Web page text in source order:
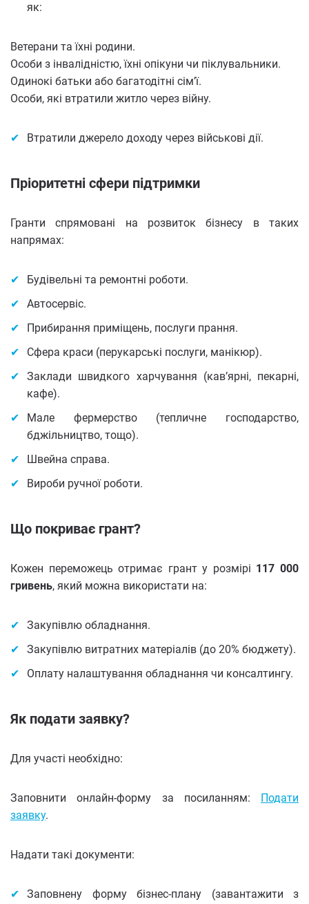
як:
Ветерани та їхні родини.
Особи з інвалідністю, їхні опікуни чи піклувальники.
Одинокі батьки або багатодітні сім’ї.
Особи, які втратили житло через війну.
Втратили джерело доходу через військові дії.
Пріоритетні сфери підтримки
Гранти спрямовані на розвиток бізнесу в таких
напрямах:
Будівельні та ремонтні роботи.
Автосервіс.
Прибирання приміщень, послуги прання.
Сфера краси (перукарські послуги, манікюр).
Заклади швидкого харчування (кав’ярні, пекарні,
кафе).
Мале фермерство (тепличне господарство,
бджільництво, тощо).
Швейна справа.
Вироби ручної роботи.
Що покриває грант?
Кожен переможець отримає грант у розмірі 117 000
гривень, який можна використати на:
Закупівлю обладнання.
Закупівлю витратних матеріалів (до 20% бюджету).
Оплату налаштування обладнання чи консалтингу.
Як подати заявку?
Для участі необхідно:
Заповнити онлайн-форму за посиланням: Подати
заявку.
Надати такі документи:
Заповнену форму бізнес-плану (завантажити з